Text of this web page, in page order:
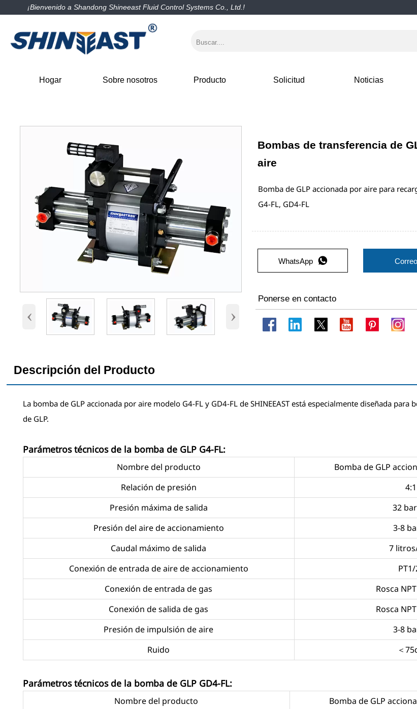
¡Bienvenido a Shandong Shineeast Fluid Control Systems Co., Ltd.!
Hogar Sobre nosotros Producto Solicitud Noticias
‹ ›
Bombas de transferencia de
aire
Bomba de GLP accionada por aire para
G4-FL, GD4-FL
WhatsApp  Correo
Ponerse en contacto
Descripción del Producto
La bomba de GLP accionada por aire modelo G4-FL y GD4-FL de SHINEEAST está especialmente diseñada para
de GLP.
Parámetros técnicos de la bomba de GLP G4-FL:
Nombre del producto
Bomba de GLP
Relación de presión
4:1
Presión máxima de salida
32
Presión del aire de accionamiento
3-8
Caudal máximo de salida
7
Conexión de entrada de aire de accionamiento
Conexión de entrada de gas
Rosca
Conexión de salida de gas
Rosca
Presión de impulsión de aire
3-8
Ruido
＜
Parámetros técnicos de la bomba de GLP GD4-FL:
Nombre del producto
Bomba de GLP